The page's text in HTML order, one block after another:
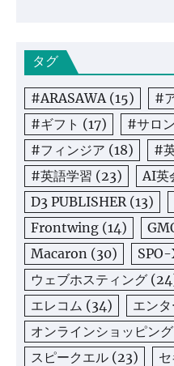
タグ
#ARASAWA (15) #
#ギフト (17) #サロ
#フィンジア (18) #
#英語学習 (23) AI英
D3 PUBLISHER (13)
Frontwing (14)
Macaron (30)
ウェブホスティング
エレコム (34) エン
オンラインショッピング
スピークエル (23)